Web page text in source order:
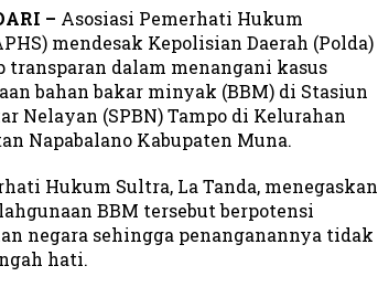
– Asosiasi Pemerhati Hukum
mendesak Kepolisian Daerah (Polda)
dalam menangani kasus
bahan bakar minyak (BBM) di Stasiun
Nelayan (SPBN) Tampo di Kelurahan
Napabalano Kabupaten Muna.
Hukum Sultra, La Tanda, menegaskan
BBM tersebut berpotensi
negara sehingga penanganannya tidak
hati.